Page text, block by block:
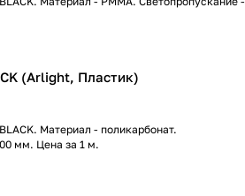
(Arlight, Пластик)
Материал - поликарбонат.
мм. Цена за 1 м.